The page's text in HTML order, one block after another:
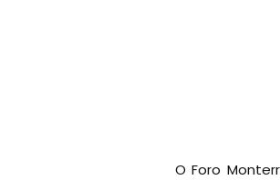
O Foro